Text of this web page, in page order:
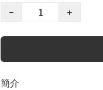
−
+
簡介